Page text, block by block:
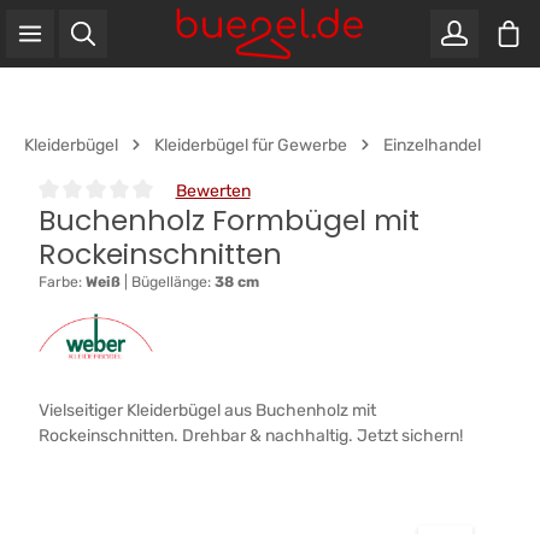
Zum Hauptinhalt springen
Kleiderbügel Kleiderbügel für Gewerbe Einzelhandel
Durchschnittliche Bewertung von 0 von 5 Sternen
Bewerten
Buchenholz Formbügel mit
Rockeinschnitten
Farbe: Weiß Bügellänge: 38 cm
Vielseitiger Kleiderbügel aus Buchenholz mit
Rockeinschnitten. Drehbar & nachhaltig. Jetzt sichern!